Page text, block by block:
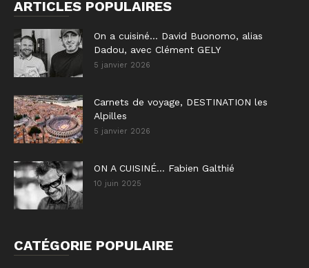
ARTICLES POPULAIRES
On a cuisiné… David Buonomo, alias
Dadou, avec Clément GELY
5 janvier 2026
Carnets de voyage, DESTINATION les
Alpilles
5 janvier 2026
ON A CUISINÉ… Fabien Galthié
10 juin 2025
CATÉGORIE POPULAIRE